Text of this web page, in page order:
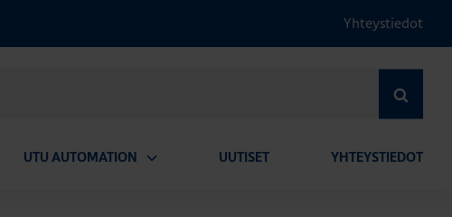
Yhteystiedot
UTU AUTOMATION UUTISET YHTEYSTIEDOT